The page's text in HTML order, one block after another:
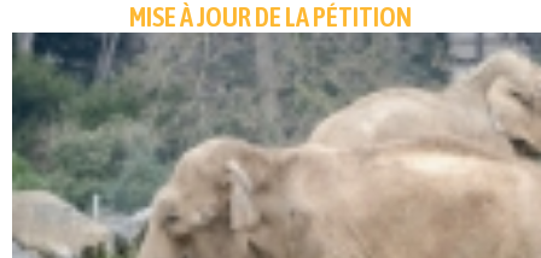
MISE À JOUR DE LA PÉTITION